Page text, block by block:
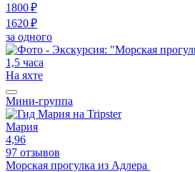
1800 ₽
1620 ₽
за одного
1,5 часа
На яхте
Мини-группа
Мария
4,96
97 отзывов
Морская прогулка из Адлера